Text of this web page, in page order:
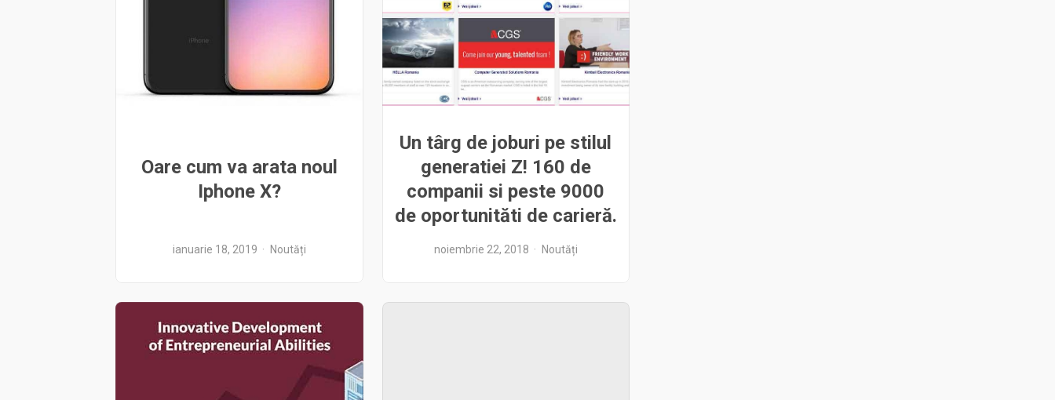
Oare cum va arata noul
Iphone X?
ianuarie 18, 2019 Noutăți
Un târg de joburi pe stilul
generatiei Z! 160 de
companii si peste 9000
de oportunităti de carieră.
noiembrie 22, 2018 Noutăți